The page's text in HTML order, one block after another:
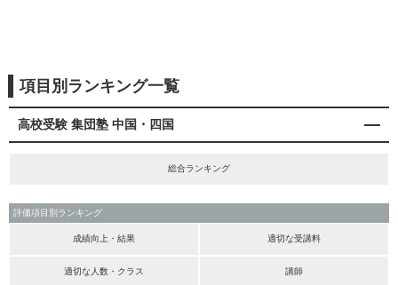
項目別ランキング一覧
高校受験 集団塾 中国・四国
総合ランキング
評価項目別ランキング
成績向上・結果 適切な受講料
適切な人数・クラス 講師